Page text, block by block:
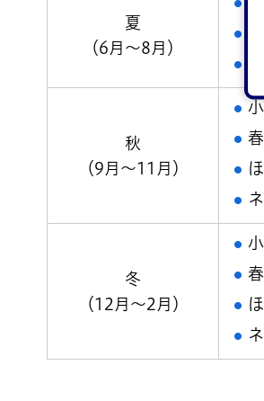
夏
（6月～8月）
秋
（9月～11月）
冬
（12月～2月）